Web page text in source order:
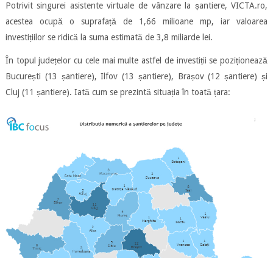
Potrivit singurei asistente virtuale de vânzare la șantiere, VICTA.ro,
acestea ocupă o suprafață de 1,66 milioane mp, iar valoarea
investițiilor se ridică la suma estimată de 3,8 miliarde lei.
În topul județelor cu cele mai multe astfel de investiții se poziționează
București (13 șantiere), Ilfov (13 șantiere), Brașov (12 șantiere) și
Cluj (11 șantiere). Iată cum se prezintă situația în toată țara: